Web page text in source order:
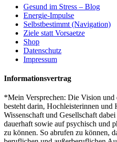
Gesund im Stress – Blog
Energie-Impulse
Selbstbestimmt (Navigation)
Ziele statt Vorsaetze
Shop
Datenschutz
Impressum
Informationsvertrag
*Mein Versprechen: Die Vision
besteht darin, Hochleisterinnen und
Wissenschaft und Gesellschaft
dauerhaft sowie auf psychisch und
zu können. So abrufen zu können,